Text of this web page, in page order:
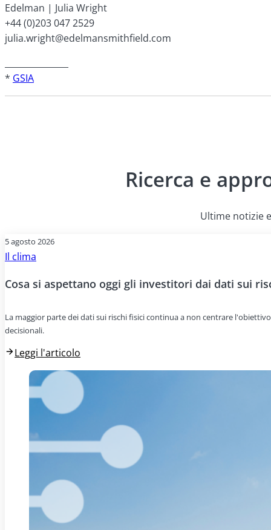
Edelman | Julia Wright
+44 (0)203 047 2529
julia.wright@edelmansmithfield.com
* GSIA
Ricerca e
Ultime notizie
5 agosto 2026
Il clima
Cosa si aspettano oggi gli investitori dai dati sui
La maggior parte dei dati sui rischi fisici continua a non centrare
decisionali.
Leggi l'articolo